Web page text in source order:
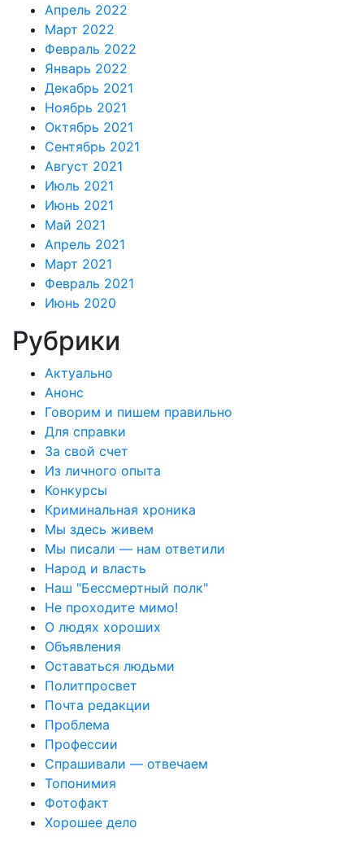
Апрель 2022
Март 2022
Февраль 2022
Январь 2022
Декабрь 2021
Ноябрь 2021
Октябрь 2021
Сентябрь 2021
Август 2021
Июль 2021
Июнь 2021
Май 2021
Апрель 2021
Март 2021
Февраль 2021
Июнь 2020
Рубрики
Актуально
Анонс
Говорим и пишем правильно
Для справки
За свой счет
Из личного опыта
Конкурсы
Криминальная хроника
Мы здесь живем
Мы писали — нам ответили
Народ и власть
Наш "Бессмертный полк"
Не проходите мимо!
О людях хороших
Объявления
Оставаться людьми
Политпросвет
Почта редакции
Проблема
Профессии
Спрашивали — отвечаем
Топонимия
Фотофакт
Хорошее дело